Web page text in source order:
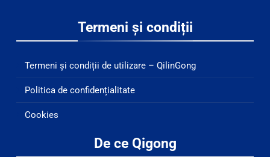
Termeni și condiții
Termeni și condiții de utilizare – QilinGong
Politica de confidențialitate
Cookies
De ce Qigong